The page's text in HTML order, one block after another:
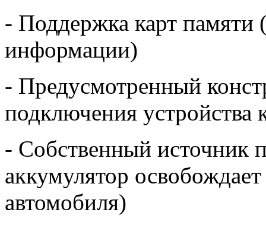
- Поддержка карт памяти
информации)
- Предусмотренный
подключения устройства
- Собственный источник
аккумулятор
автомобиля)